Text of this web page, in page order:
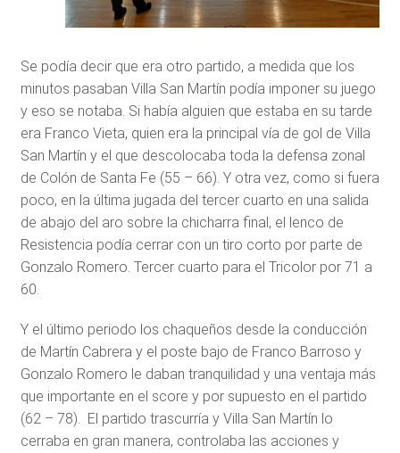
Se podía decir que era otro partido, a medida que los
minutos pasaban Villa San Martín podía imponer su juego
y eso se notaba. Si había alguien que estaba en su tarde
era Franco Vieta, quien era la principal vía de gol de Villa
San Martín y el que descolocaba toda la defensa zonal
de Colón de Santa Fe (55 – 66). Y otra vez, como si fuera
poco, en la última jugada del tercer cuarto en una salida
de abajo del aro sobre la chicharra final, el lenco de
Resistencia podía cerrar con un tiro corto por parte de
Gonzalo Romero. Tercer cuarto para el Tricolor por 71 a
60.
Y el último periodo los chaqueños desde la conducción
de Martín Cabrera y el poste bajo de Franco Barroso y
Gonzalo Romero le daban tranquilidad y una ventaja más
que importante en el score y por supuesto en el partido
(62 – 78). El partido trascurría y Villa San Martín lo
cerraba en gran manera, controlaba las acciones y